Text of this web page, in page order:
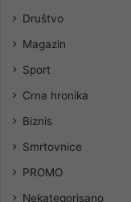
Društvo
Magazin
Sport
Crna hronika
Biznis
Smrtovnice
PROMO
Nekategorisano